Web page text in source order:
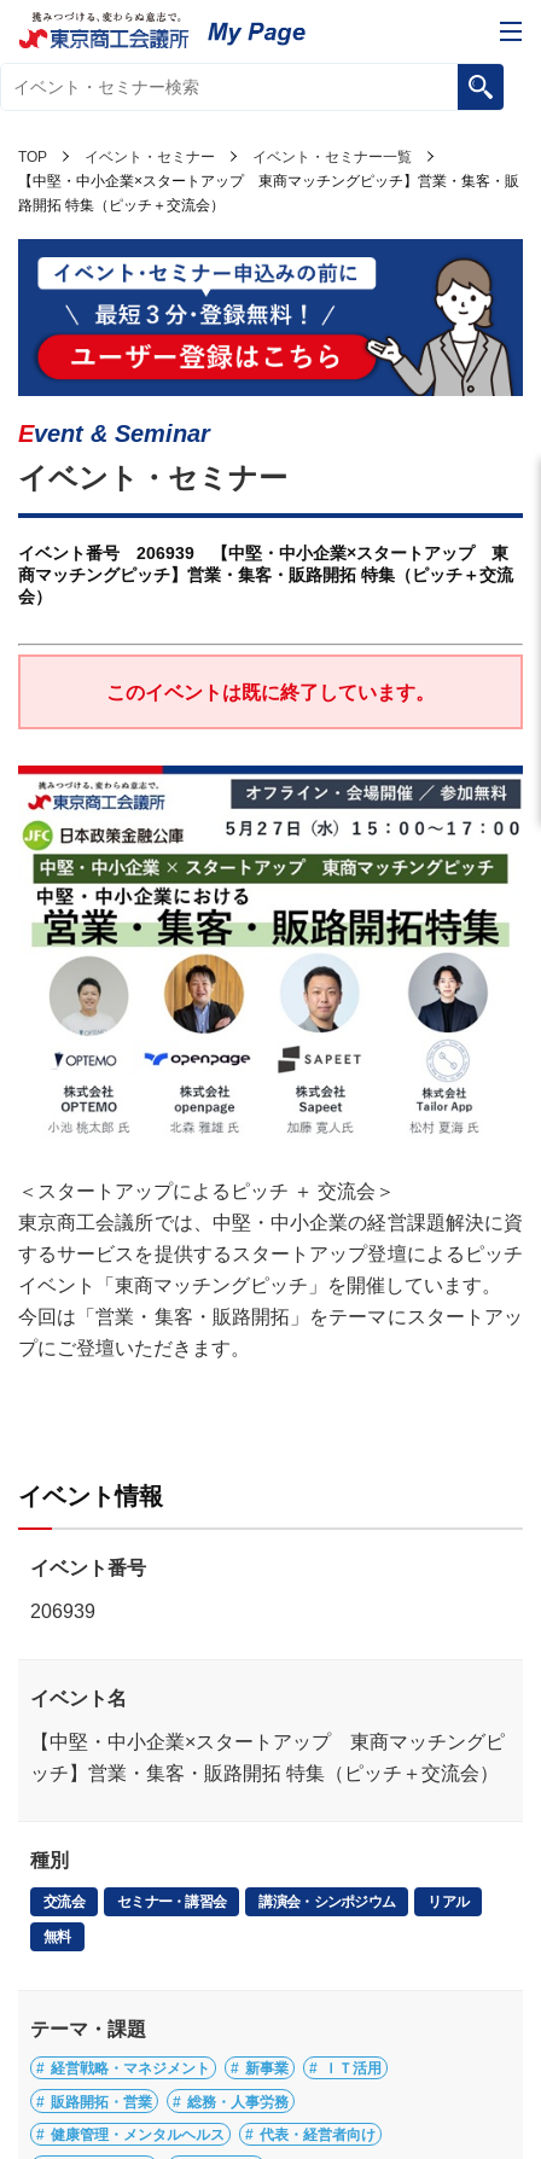
TOP イベント・セミナー
イベント・セミナー一覧
【中堅・中小企業×スタートアップ 東商マッチングピッチ】営業・集客・販
路開拓 特集（ピッチ＋交流会）
Event & Seminar
イベント・セミナー
イベント番号 206939 【中堅・中小企業×スタートアップ 東
商マッチングピッチ】営業・集客・販路開拓 特集（ピッチ＋交流
会）
このイベントは既に終了しています。
＜スタートアップによるピッチ ＋ 交流会＞
東京商工会議所では、中堅・中小企業の経営課題解決に資
するサービスを提供するスタートアップ登壇によるピッチ
イベント「東商マッチングピッチ」を開催しています。
今回は「営業・集客・販路開拓」をテーマにスタートアッ
プにご登壇いただきます。
イベント情報
イベント番号
206939
イベント名
【中堅・中小企業×スタートアップ 東商マッチングピ
ッチ】営業・集客・販路開拓 特集（ピッチ＋交流会）
種別
交流会 セミナー・講習会 講演会・シンポジウム リアル
無料
テーマ・課題
経営戦略・マネジメント 新事業 ＩＴ活用
販路開拓・営業 総務・人事労務
健康管理・メンタルヘルス 代表・経営者向け